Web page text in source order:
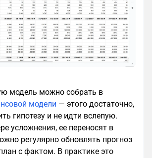
модель можно собрать в
модели — этого достаточно,
гипотезу и не идти вслепую.
усложнения, ее переносят в
регулярно обновлять прогноз
с фактом. В практике это